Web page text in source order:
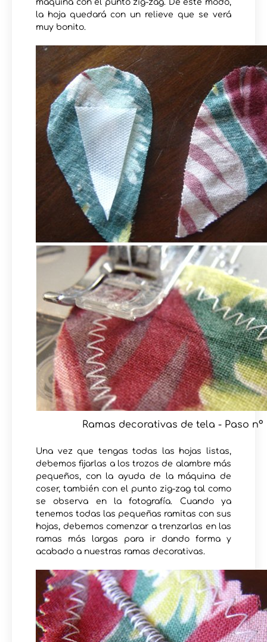
máquina con el punto zig-zag. De este modo,
la hoja quedará con un relieve que se verá
muy bonito.
Ramas decorativas de tela - Paso nº
Una vez que tengas todas las hojas listas,
debemos fijarlas a los trozos de alambre más
pequeños, con la ayuda de la máquina de
coser, también con el punto zig-zag tal como
se observa en la fotografía. Cuando ya
tenemos todas las pequeñas ramitas con sus
hojas, debemos comenzar a trenzarlas en las
ramas más largas para ir dando forma y
acabado a nuestras ramas decorativas.